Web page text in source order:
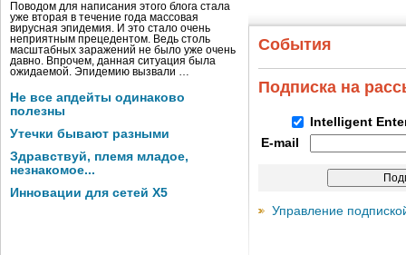
Поводом для написания этого блога стала
уже вторая в течение года массовая
вирусная эпидемия. И это стало очень
неприятным прецедентом. Ведь столь
масштабных заражений не было уже очень
давно. Впрочем, данная ситуация была
ожидаемой. Эпидемию вызвали …
Не все апдейты одинаково
полезны
Утечки бывают разными
Здравствуй, племя младое,
незнакомое...
Инновации для сетей X5
События
Подписка на
Intelligent
E-mail
Управление